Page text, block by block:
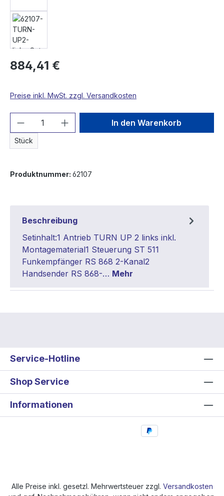
884,41 €
Preise inkl. MwSt. zzgl. Versandkosten
Produkt Anzahl: Gib den
Stück
In den Warenkorb
Produktnummer: 62107
Beschreibung
Setinhalt:1 Antrieb TURN UP 2 links inkl.
Montagematerial1 Steuerung ST 511
Funkempfänger RS 868 2-Kanal2
Handsender RS 868-… Mehr
Service-Hotline
Shop Service
Informationen
Alle Preise inkl. gesetzl. Mehrwertsteuer zzgl. Versandkosten